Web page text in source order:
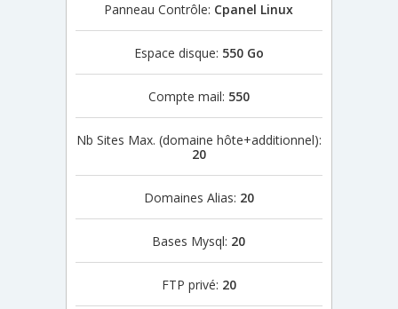
Panneau Contrôle: Cpanel Linux
Espace disque: 550 Go
Compte mail: 550
Nb Sites Max. (domaine hôte+additionnel):
20
Domaines Alias: 20
Bases Mysql: 20
FTP privé: 20